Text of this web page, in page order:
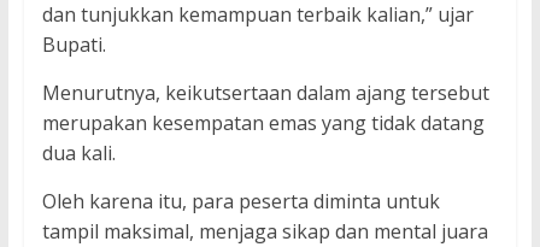
dan tunjukkan kemampuan terbaik kalian,” ujar
Bupati.
Menurutnya, keikutsertaan dalam ajang tersebut
merupakan kesempatan emas yang tidak datang
dua kali.
Oleh karena itu, para peserta diminta untuk
tampil maksimal, menjaga sikap dan mental juara